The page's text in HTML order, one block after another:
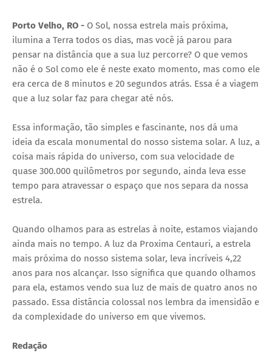
Porto Velho, RO - O Sol, nossa estrela mais próxima,
ilumina a Terra todos os dias, mas você já parou para
pensar na distância que a sua luz percorre? O que vemos
não é o Sol como ele é neste exato momento, mas como ele
era cerca de 8 minutos e 20 segundos atrás. Essa é a viagem
que a luz solar faz para chegar até nós.
Essa informação, tão simples e fascinante, nos dá uma
ideia da escala monumental do nosso sistema solar. A luz, a
coisa mais rápida do universo, com sua velocidade de
quase 300.000 quilômetros por segundo, ainda leva esse
tempo para atravessar o espaço que nos separa da nossa
estrela.
Quando olhamos para as estrelas à noite, estamos viajando
ainda mais no tempo. A luz da Proxima Centauri, a estrela
mais próxima do nosso sistema solar, leva incríveis 4,22
anos para nos alcançar. Isso significa que quando olhamos
para ela, estamos vendo sua luz de mais de quatro anos no
passado. Essa distância colossal nos lembra da imensidão e
da complexidade do universo em que vivemos.
Redação